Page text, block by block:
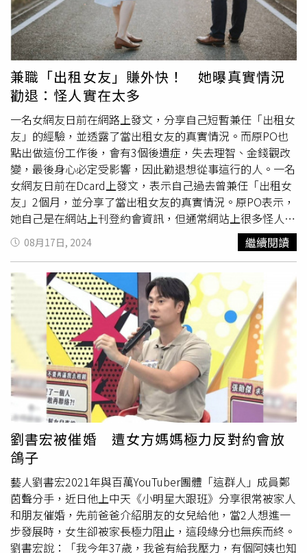
浪費自己的金錢跟通車時間，至少你學到了一課」、「不管
哪家大廠都會是電子郵件正式通知吧」、「可能中間送上去
被篩掉了吧，話說沒面試信還直接衝也蠻猛的」。另外也有
人直言，「希望你損失這些，可以學到『確認』這件重要的
事，我們當然也可以說些你想聽的『爛公司、誰稀罕』，但
是這對事情不會有幫助。」
兼職「出租女友」賺外快！ 她曝真實情況
勸退：怪人實在太多
一名女網友日前在網路上發文，分享自己短暫兼任「出租女
友」的經驗，並透露了當出租女友的真實情況。而原PO也
點出做這份工作後，會有3個後遺症，失去理智、金錢觀改
變，最後身心必定受影響，因此勸退想從事這行的人。一名
女網友日前在Dcard上發文，表示自己過去曾兼任「出租女
友」2個月，並分享了當出租女友的真實情況。原PO表示，
她自己是在網站上刊登約會資訊，但通常網站上很多怪人，
需要謹慎仔細挑選。原PO指出，自己遇到過很多不禮貌、
態度不佳的人，甚至強迫進行性交易；有些則是精神異常、
會威脅人；還有很多並非單身的客戶，有些人甚至已經結婚
了。另外，也會有警察在上面巡邏抓性交易「如果你純約會
那就不用擔心」，還會有自稱可以提供包養、酒店經紀的
人，但那些其實都是假的。而原PO也分享其他女生曾遇過
的可怕經歷，有的約會沒拿到錢，有的明明是純約會卻被非
禮、強姦，還有人遇到情緒失控的人、被爽約、金錢談不
合。因此她也建議，約會前可以先跟對方通2次電話，確認
對方是不是正常人；也不要透露過多的個人資訊，工作時可
以重新塑造一個身分；第一次約會時也不要亂上約會對象的
車，這樣會比較安全。原PO透露，自己在兼任期間，總共
只有跟4個人約會過，都是有禮貌的人，最後還跟其中一位
約會對象在一起。不過原PO也提醒，兼任「出租女友」
後，可能會出現3個後遺症，包括失去理智，底線越拉越
低、金錢觀念改變、自信心、身心、戀愛觀也會受影響。因
此她也呼籲，要進入此行一定要三思才行。
08月17日, 2024 繼續閱讀
劉書宏被催婚 遭女方媽媽極力反對約會放
鴿子
藝人劉書宏2021年與百萬YouTuber團體「這群人」成員鄭
茵聲分手，近日他上中天《小明星大跟班》分享很常被家人
和朋友催婚，先前爸爸介紹朋友的女兒給他，當2人想進一
步發展時，女生卻被家長極力阻止，這段緣分也無疾而終。
劉書宏說：「我今年37歲，我爸有給我壓力，有個阿姨也知